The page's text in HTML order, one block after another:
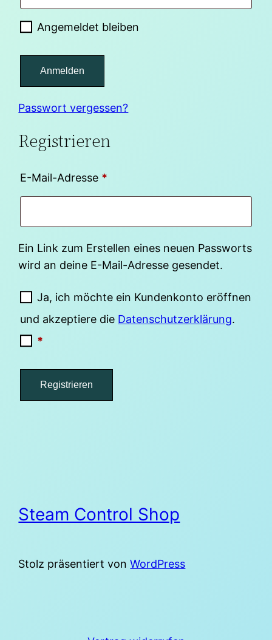
Angemeldet bleiben
Anmelden
Passwort vergessen?
Registrieren
E-Mail-Adresse *
Ein Link zum Erstellen eines neuen Passworts
wird an deine E-Mail-Adresse gesendet.
Ja, ich möchte ein Kundenkonto eröffnen
und akzeptiere die Datenschutzerklärung.
*
Registrieren
Steam Control Shop
Stolz präsentiert vonWordPress